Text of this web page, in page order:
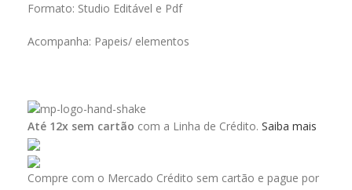
Formato: Studio Editável e Pdf
Acompanha: Papeis/ elementos
Até 12x sem cartão com a Linha de Crédito. Saiba mais
Compre com o Mercado Crédito sem cartão e pague por